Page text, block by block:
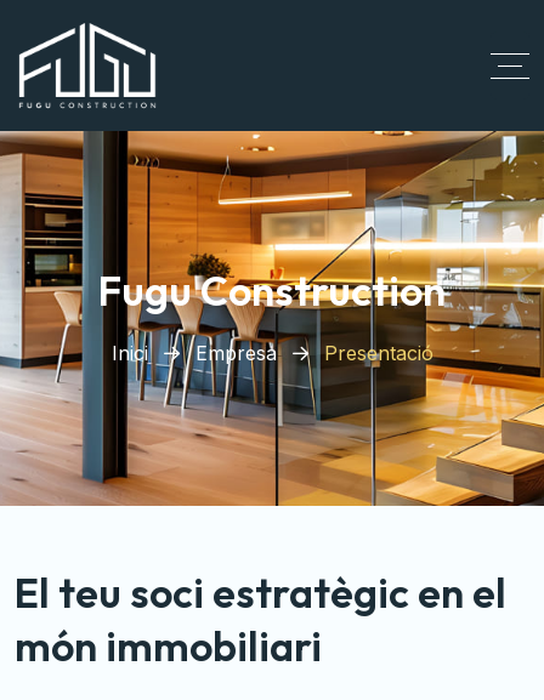
Fugu Construction
Inici Empresa Presentació
El teu soci estratègic en el
món immobiliari